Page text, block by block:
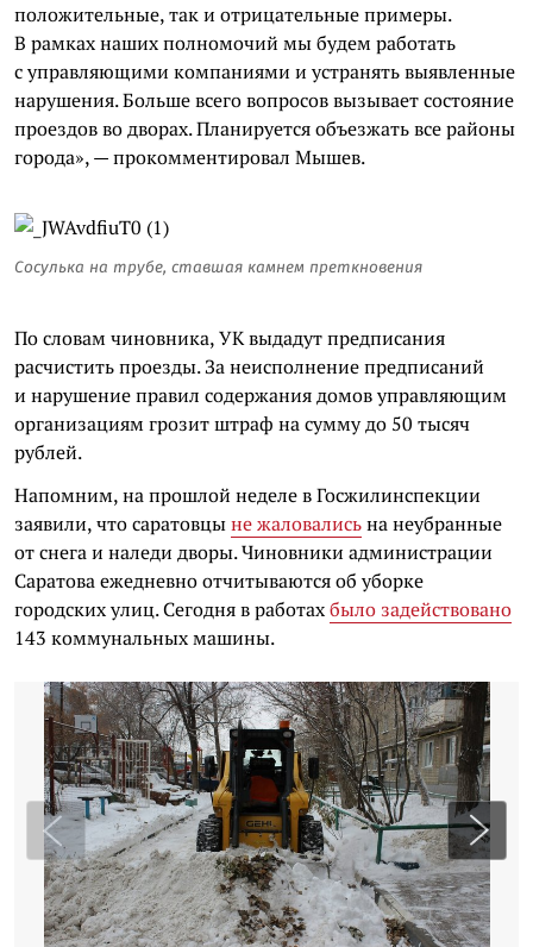
положительные, так и отрицательные примеры.
В рамках наших полномочий мы будем работать
с управляющими компаниями и устранять выявленные
нарушения. Больше всего вопросов вызывает состояние
проездов во дворах. Планируется объезжать все районы
города», — прокомментировал Мышев.
Сосулька на трубе, ставшая камнем преткновения
По словам чиновника, УК выдадут предписания
расчистить проезды. За неисполнение предписаний
и нарушение правил содержания домов управляющим
организациям грозит штраф на сумму до 50 тысяч
рублей.
Напомним, на прошлой неделе в Госжилинспекции
заявили, что саратовцыне жаловалисьна неубранные
от снега и наледи дворы. Чиновники администрации
Саратова ежедневно отчитываются об уборке
городских улиц. Сегодня в работахбыло задействовано
143 коммунальных машины.